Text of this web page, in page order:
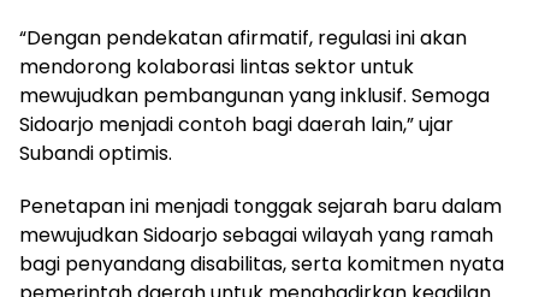
“Dengan pendekatan afirmatif, regulasi ini akan
mendorong kolaborasi lintas sektor untuk
mewujudkan pembangunan yang inklusif. Semoga
Sidoarjo menjadi contoh bagi daerah lain,” ujar
Subandi optimis.
Penetapan ini menjadi tonggak sejarah baru dalam
mewujudkan Sidoarjo sebagai wilayah yang ramah
bagi penyandang disabilitas, serta komitmen nyata